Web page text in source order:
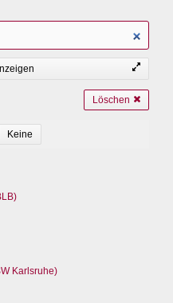
Löschen
Karlsruhe)